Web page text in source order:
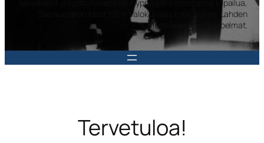
Norjalaiset ja ruotsalaiset mäkihyppääjät katsomassa kilpailua,
Salpausselän kisat 1959. Valokuvaaja Erkki Halme. Lahden
museoiden kuvakokoelmat.
Tervetuloa!